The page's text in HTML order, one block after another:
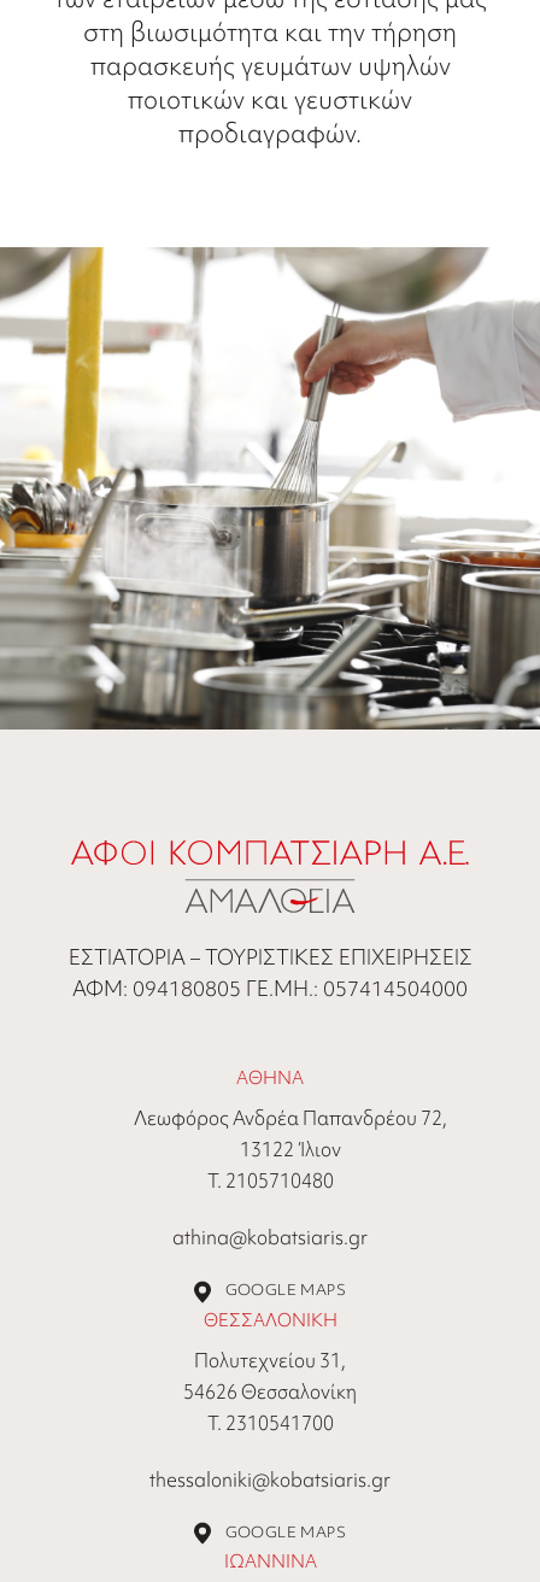
στη βιωσιμότητα και την τήρηση
παρασκευής γευμάτων υψηλών
ποιοτικών και γευστικών
προδιαγραφών.
ΕΣΤΙΑΤΟΡΙΑ – ΤΟΥΡΙΣΤΙΚΕΣ ΕΠΙΧΕΙΡΗΣΕΙΣ
ΑΦΜ: 094180805 ΓΕ.ΜΗ.: 057414504000
ΑΘΗΝΑ
Λεωφόρος Ανδρέα Παπανδρέου 72,
13122 Ίλιον
Τ. 2105710480
athina@kobatsiaris.gr
GOOGLE MAPS
ΘΕΣΣΑΛΟΝΙΚΗ
Πολυτεχνείου 31,
54626 Θεσσαλονίκη
Τ. 2310541700
thessaloniki@kobatsiaris.gr
GOOGLE MAPS
ΙΩΑΝΝΙΝΑ